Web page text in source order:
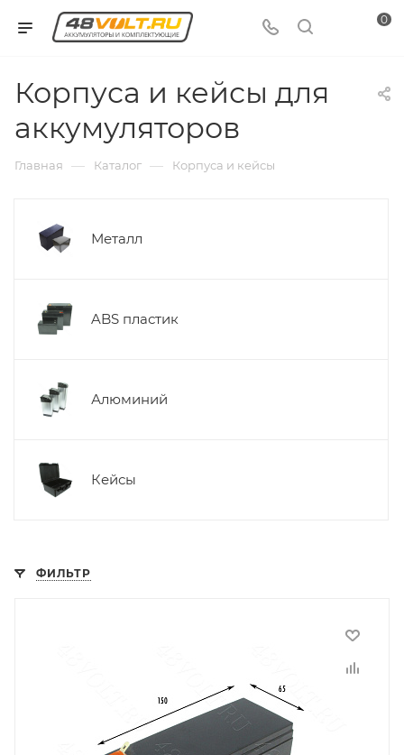
0
Корпуса и кейсы для
аккумуляторов
Главная — Каталог — Корпуса и кейсы
Металл
ABS пластик
Алюминий
Кейсы
ФИЛЬТР